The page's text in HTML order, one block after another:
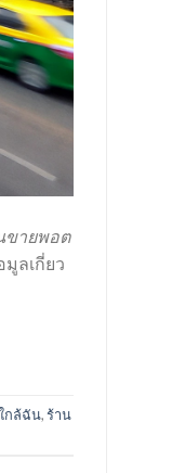
ขายพอต
ลเกี่ยว
กล้ฉัน,ร้าน